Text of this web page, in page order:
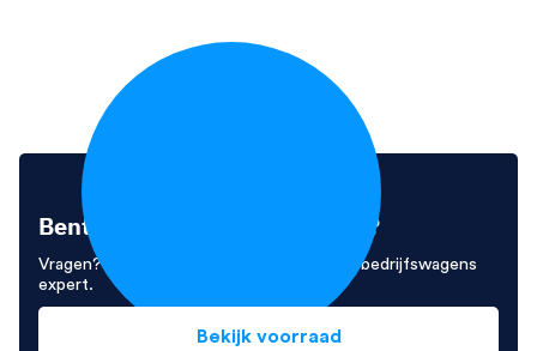
Bent u enthousiast geworden?
Vragen? Neem contact op met Ivo, onze bedrijfswagens
expert.
Bekijk voorraad